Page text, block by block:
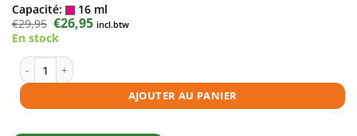
Capacité:
16 ml
€29,95 Le
prix
initial
€29,95.
€26,95Le
prix
incl.btw
En stock
quantité de Cartouche d'encre compatible Brother LC3237 M magenta
AJOUTER AU PANIER